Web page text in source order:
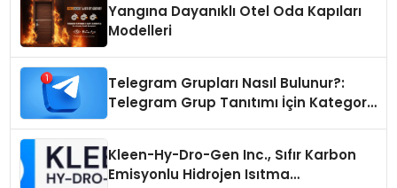
Yangına Dayanıklı Otel Oda Kapıları
Modelleri
Telegram Grupları Nasıl Bulunur?:
Telegram Grup Tanıtımı İçin Kategori
Kleen-Hy-Dro-Gen Inc., Sıfır Karbon
Emisyonlu Hidrojen Isıtma